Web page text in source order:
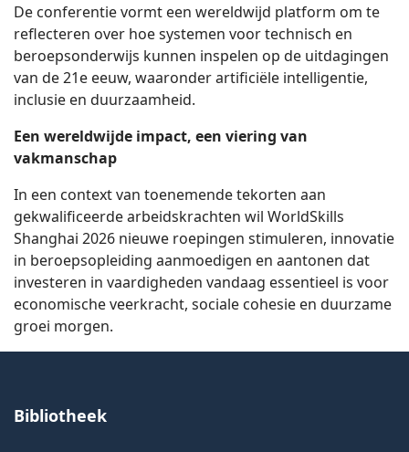
De conferentie vormt een wereldwijd platform om te
reflecteren over hoe systemen voor technisch en
beroepsonderwijs kunnen inspelen op de uitdagingen
van de 21e eeuw, waaronder artificiële intelligentie,
inclusie en duurzaamheid.
Een wereldwijde impact, een viering van
vakmanschap
In een context van toenemende tekorten aan
gekwalificeerde arbeidskrachten wil WorldSkills
Shanghai 2026 nieuwe roepingen stimuleren, innovatie
in beroepsopleiding aanmoedigen en aantonen dat
investeren in vaardigheden vandaag essentieel is voor
economische veerkracht, sociale cohesie en duurzame
groei morgen.
Bibliotheek